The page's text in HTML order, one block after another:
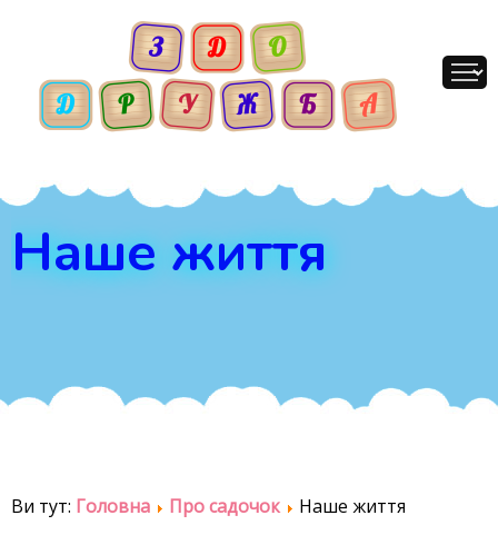
Наше життя
Ви тут: Головна Про садочок Наше життя